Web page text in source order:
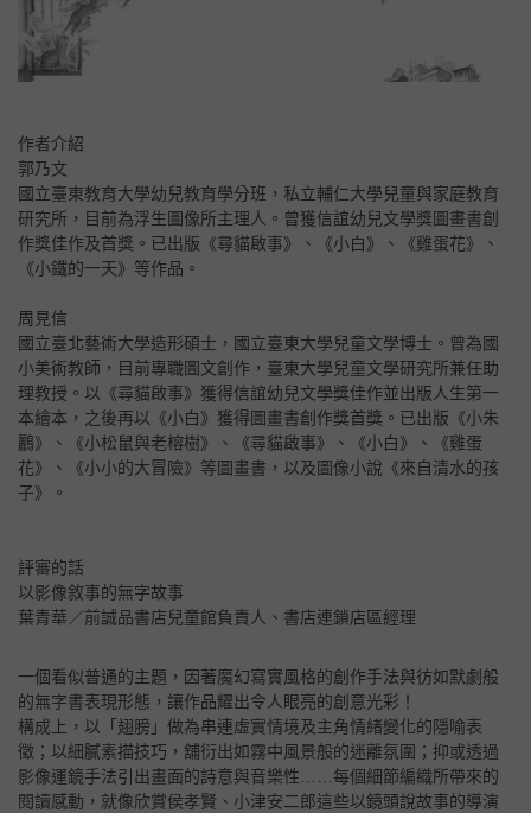
作者介紹
郭乃文
國立臺東教育大學幼兒教育學分班，私立輔仁大學兒童與家庭教育
研究所，目前為浮生圖像所主理人。曾獲信誼幼兒文學獎圖畫書創
作獎佳作及首獎。已出版《尋貓啟事》、《小白》、《雞蛋花》、
《小鐵的一天》等作品。
周見信
國立臺北藝術大學造形碩士，國立臺東大學兒童文學博士。曾為國
小美術教師，目前專職圖文創作，臺東大學兒童文學研究所兼任助
理教授。以《尋貓啟事》獲得信誼幼兒文學獎佳作並出版人生第一
本繪本，之後再以《小白》獲得圖畫書創作獎首獎。已出版《小朱
鸝》、《小松鼠與老榕樹》、《尋貓啟事》、《小白》、《雞蛋
花》、《小小的大冒險》等圖畫書，以及圖像小說《來自清水的孩
子》。
評審的話
以影像敘事的無字故事
葉青華／前誠品書店兒童館負責人、書店連鎖店區經理
一個看似普通的主題，因著魔幻寫實風格的創作手法與彷如默劇般
的無字書表現形態，讓作品耀出令人眼亮的創意光彩！
構成上，以「翅膀」做為串連虛實情境及主角情緒變化的隱喻表
徵；以細膩素描技巧，舖衍出如霧中風景般的迷離氛圍；抑或透過
影像運鏡手法引出畫面的詩意與音樂性……每個細節編織所帶來的
閱讀感動，就像欣賞侯孝賢、小津安二郎這些以鏡頭說故事的導演